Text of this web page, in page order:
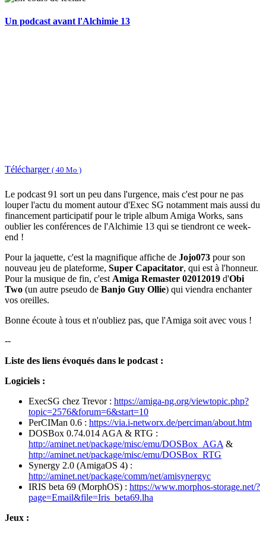
Un podcast avant l'Alchimie 13
Télécharger ( 40 Mo )
Le podcast 91 sort un peu dans l'urgence, mais c'est pour ne pas
louper l'actu du moment autour d'Exec SG notamment mais aussi du
financement participatif pour le triple album Amiga Works, sans
oublier les conférences de l'Alchimie 13 qui se tiendront ce week-
end !
Pour la jaquette, c'est la magnifique affiche de Jojo073 pour son
nouveau jeu de plateforme, Super Capacitator, qui est à l'honneur.
Pour la musique de fin, c'estAmiga Remaster 02012019 d'Obi
Two (un autre pseudo de Banjo Guy Ollie) qui viendra enchanter
vos oreilles.
Bonne écoute à tous et n'oubliez pas, que l'Amiga soit avec vous !
--
Liste des liens évoqués dans le podcast :
Logiciels :
ExecSG chez Trevor : https://amiga-ng.org/viewtopic.php?
topic=2576&forum=6&start=10
PerCIMan 0.6 : https://via.i-networx.de/perciman/about.htm
DOSBox 0.74.014 AGA & RTG :
http://aminet.net/package/misc/emu/DOSBox_AGA&
http://aminet.net/package/misc/emu/DOSBox_RTG
Synergy 2.0 (AmigaOS 4) :
http://aminet.net/package/comm/net/amisynergyc
IRIS beta 69 (MorphOS) : https://www.morphos-storage.net/?
page=Email&file=Iris_beta69.lha
Jeux :